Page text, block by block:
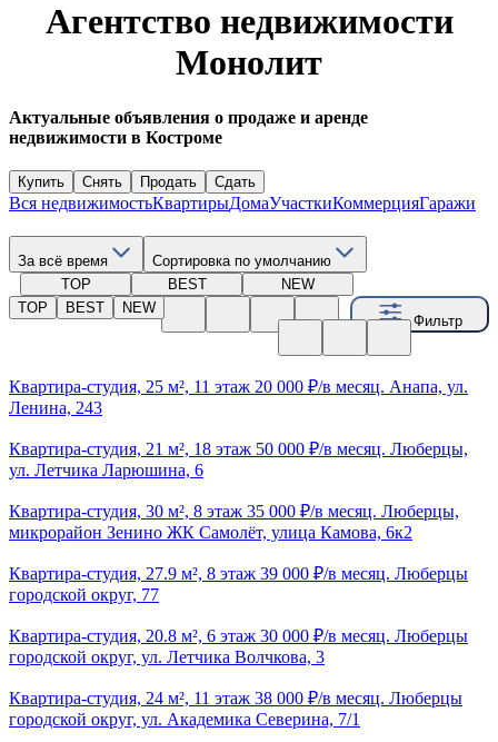
Агентство недвижимости
Монолит
Актуальные объявления о продаже и аренде
недвижимости в Костроме
Купить Снять Продать Сдать
Вся недвижимостьКвартирыДомаУчасткиКоммерцияГаражи
За всё время
Сортировка по умолчанию
TOP
BEST NEW
Фильтр
TOP BEST NEW
Квартира-студия, 25 м², 11 этаж 20 000 ₽/в месяц. Анапа, ул.
Ленина, 243
Квартира-студия, 21 м², 18 этаж 50 000 ₽/в месяц. Люберцы,
ул. Летчика Ларюшина, 6
Квартира-студия, 30 м², 8 этаж 35 000 ₽/в месяц. Люберцы,
микрорайон Зенино ЖК Самолёт, улица Камова, 6к2
Квартира-студия, 27.9 м², 8 этаж 39 000 ₽/в месяц. Люберцы
городской округ, 77
Квартира-студия, 20.8 м², 6 этаж 30 000 ₽/в месяц. Люберцы
городской округ, ул. Летчика Волчкова, 3
Квартира-студия, 24 м², 11 этаж 38 000 ₽/в месяц. Люберцы
городской округ, ул. Академика Северина, 7/1